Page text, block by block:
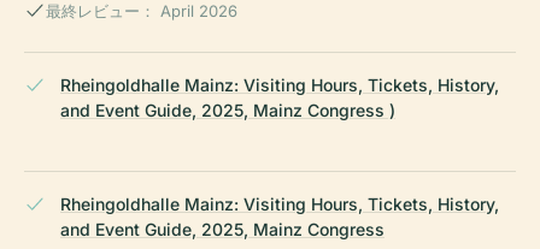
最終レビュー： April 2026
Rheingoldhalle Mainz: Visiting Hours, Tickets, History,
and Event Guide, 2025, Mainz Congress )
Rheingoldhalle Mainz: Visiting Hours, Tickets, History,
and Event Guide, 2025, Mainz Congress